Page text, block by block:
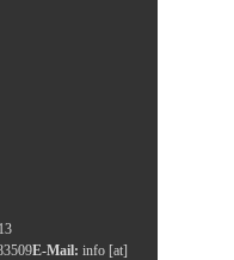
E-Mail: info [at]